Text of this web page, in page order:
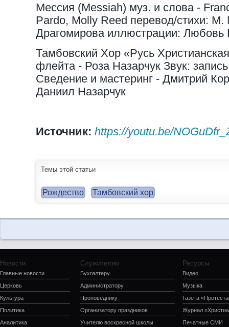
Мессия (Messiah) муз. и слова -
Pardo, Molly Reed перевод/стихи:
Драгомирова иллюстрации:
Тамбовский Хор «Русь
флейта - Роза Назарчук Звук:
Сведение и мастеринг - Дмитрий
Даниил Назарчук
Источник: https://youtu.be/
Темы этой статьи
Рождество Тамбовский хор
Новости
Главные новости
Церковь
Культура
Политика
Аналитика
Служителям
Бухгалтеру
Администратору
Проповеднику
Организатору праздников
Учителю воскресной школы
Ресурсы
Видео
Музыка
Газета
Журнал
Печатные СМИ